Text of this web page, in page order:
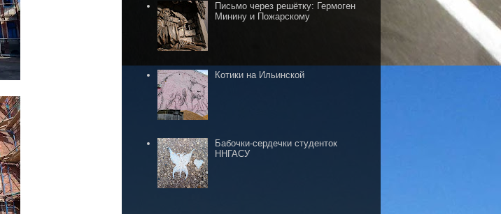
Письмо через решётку: Гермоген
Минину и Пожарскому
Котики на Ильинской
Бабочки-сердечки студенток
ННГАСУ